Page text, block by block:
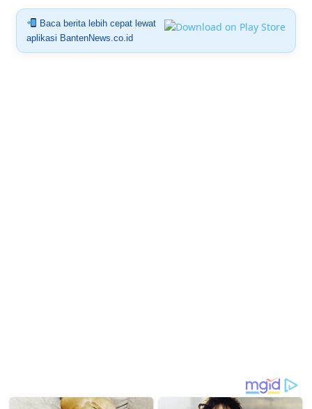
Baca berita lebih cepat lewat
aplikasi BantenNews.co.id